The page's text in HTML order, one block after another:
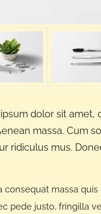
dolor sit amet,
massa. Cum
ridiculus mus.
consequat massa quis
pede justo, fringilla